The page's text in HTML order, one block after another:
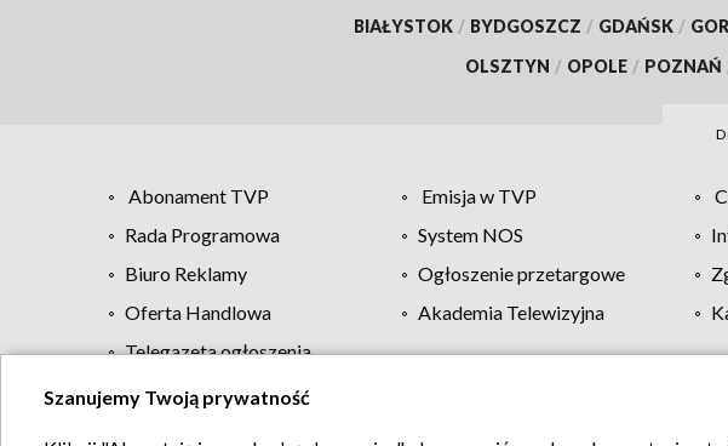
BIAŁYSTOK / BYDGOSZCZ / GDAŃSK /
OLSZTYN / OPOLE / POZNAŃ
Abonament TVP Emisja w TVP
Rada Programowa
System NOS
Biuro Reklamy
Ogłoszenie przetargowe
Oferta Handlowa
Akademia Telewizyjna
Telegazeta ogłoszenia
Regulamin TVP Polityka prywatności
Szanujemy Twoją prywatność